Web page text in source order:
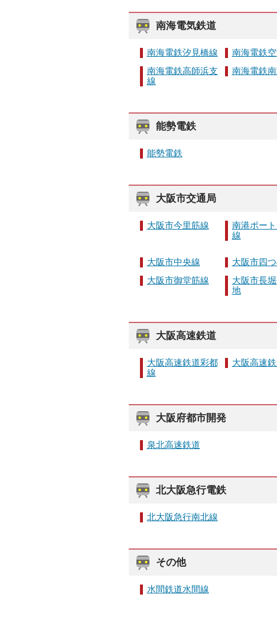
南海電気鉄道
南海電鉄汐見橋線 南海電鉄
南海電鉄高師浜支
線
南海電鉄
能勢電鉄
能勢電鉄
大阪市交通局
大阪市今里筋線
南港ポー
線
大阪市中央線
大阪市四
大阪市御堂筋線
大阪市長
地
大阪高速鉄道
大阪高速鉄道彩都
線
大阪高速
大阪府都市開発
泉北高速鉄道
北大阪急行電鉄
北大阪急行南北線
その他
水間鉄道水間線